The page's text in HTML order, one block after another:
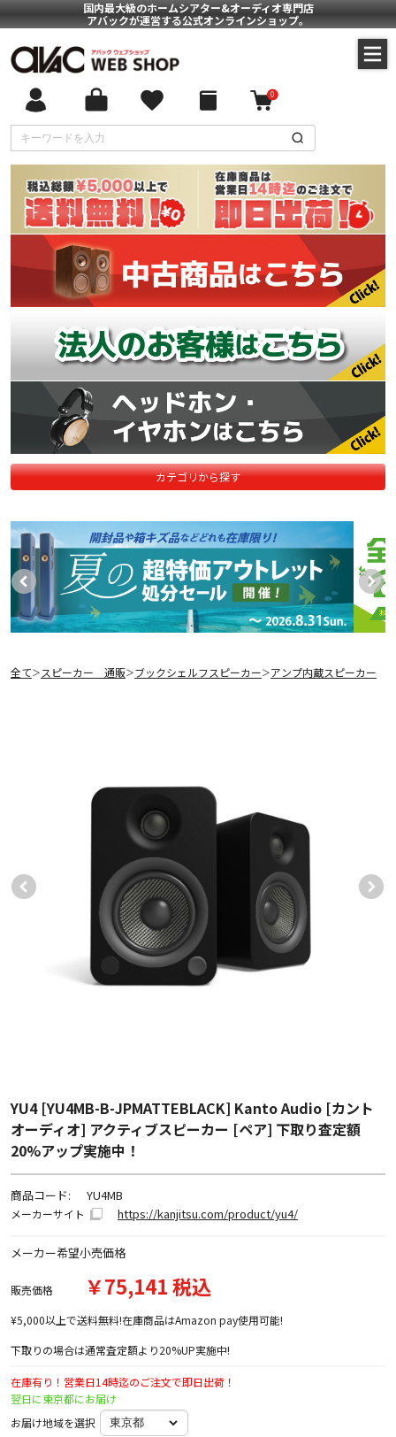
国内最大級のホームシアター&オーディオ専門店
アバックが運営する公式オンラインショップ。
0
カテゴリから探す
全て＞ スピーカー 通販＞ブックシェルフスピーカー＞アンプ内蔵スピーカー
YU4 [YU4MB-B-JPMATTEBLACK] Kanto Audio [カント
オーディオ] アクティブスピーカー [ペア] 下取り査定額
20%アップ実施中！
商品コード: YU4MB
メーカーサイト https://kanjitsu.com/product/yu4/
メーカー希望小売価格
販売価格 ￥75,141 税込
¥5,000以上で送料無料!在庫商品はAmazon pay使用可能!
下取りの場合は通常査定額より20%UP実施中!
在庫有り！営業日14時迄のご注文で即日出荷！
翌日に東京都にお届け
お届け地域を選択